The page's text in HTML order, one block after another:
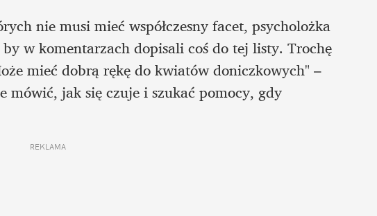
nie musi mieć współczesny facet, psycholożka
w komentarzach dopisali coś do tej listy. Trochę
mieć dobrą rękę do kwiatów doniczkowych" –
mówić, jak się czuje i szukać pomocy, gdy
REKLAMA